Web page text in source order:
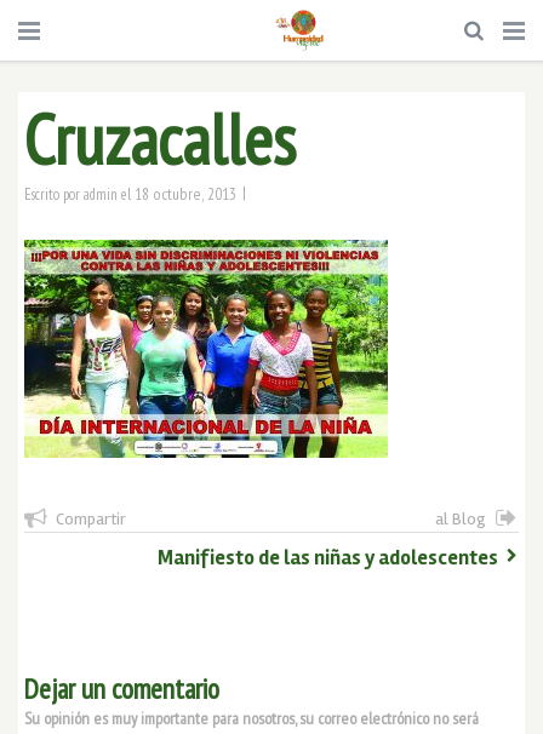
Cruzacalles
Escrito poradmin el 18 octubre, 2013 |
Compartir al Blog
Manifiesto de las niñas y adolescentes
Dejar un comentario
Su opinión es muy importante para nosotros, su correo electrónico no será